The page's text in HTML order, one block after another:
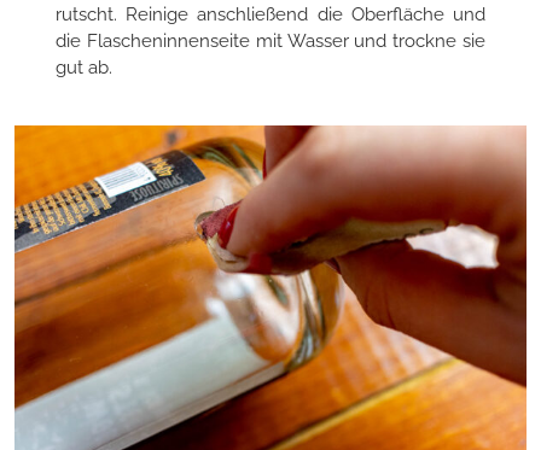
rutscht. Reinige anschließend die Oberfläche und
die Flascheninnenseite mit Wasser und trockne sie
gut ab.